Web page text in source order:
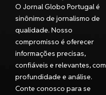
O Jornal Globo Portugal é
sinônimo de jornalismo de
qualidade. Nosso
compromisso é oferecer
informações precisas,
confiáveis e relevantes, com
profundidade e análise.
Conte conosco para se